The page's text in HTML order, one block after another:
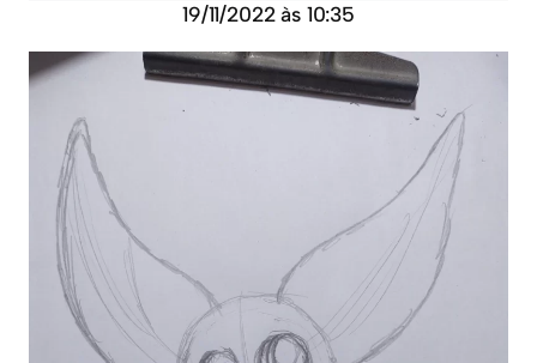
19/11/2022 às 10:35